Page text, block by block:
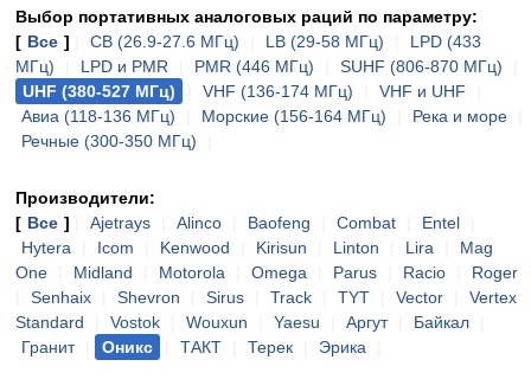
Выбор портативных аналоговых раций по параметру:
[ Все ] CB (26.9-27.6 МГц) LB (29-58 МГц)
LPD (433
МГц)
LPD и PMR PMR (446 МГц) SUHF (806-870 МГц)
UHF (380-527 МГц)
VHF (136-174 МГц) VHF и UHF
Авиа (118-136 МГц)
Морские (156-164 МГц) Река и море
Речные (300-350 МГц)
Производители:
[ Все ] Ajetrays Alinco Baofeng Combat Entel
Hytera
Icom Kenwood Kirisun Linton Lira
Mag
One
Midland Motorola Omega Parus Racio
Roger
Senhaix Shevron Sirus Track TYT Vector
Vertex
Standard
Vostok Wouxun Yaesu Аргут Байкал
Гранит
Оникс ТАКТ Терек Эрика